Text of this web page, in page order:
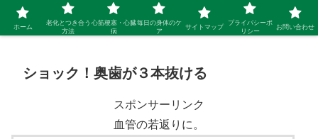
シニア 新しい人生を開拓するブログ
ショック！奥歯が３本抜ける
スポンサーリンク
血管の若返りに。
ホーム
老化とつき合う
方法
心筋梗塞・心臓
病
毎日の身体のケ
ア
サイトマップ
プライバシーポ
リシー
お問い合わせ